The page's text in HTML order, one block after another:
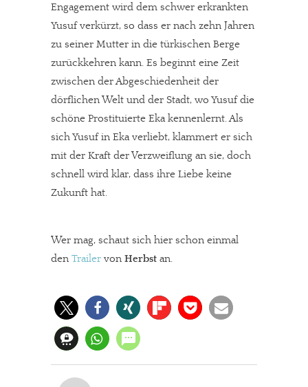
Engagement wird dem schwer erkrankten
Yusuf verkürzt, so dass er nach zehn Jahren
zu seiner Mutter in die türkischen Berge
zurückkehren kann. Es beginnt eine Zeit
zwischen der Abgeschiedenheit der
dörflichen Welt und der Stadt, wo Yusuf die
schöne Prostituierte Eka kennenlernt. Als
sich Yusuf in Eka verliebt, klammert er sich
mit der Kraft der Verzweiflung an sie, doch
schnell wird klar, dass ihre Liebe keine
Zukunft hat.
Wer mag, schaut sich hier schon einmal
den Trailer von Herbst an.